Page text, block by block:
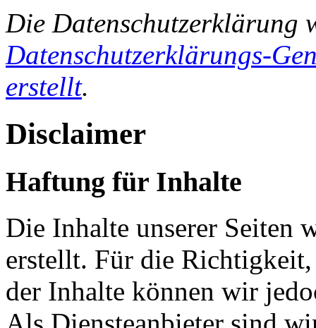
Die Datenschutzerklärung
Datenschutzerklärungs-
erstellt.
Disclaimer
Haftung für Inhalte
Die Inhalte unserer Seiten
erstellt. Für die
der Inhalte können wir